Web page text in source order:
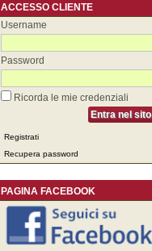
ACCESSO CLIENTE
Username
Password
Ricorda le mie credenziali
Entra nel sito
Registrati
Recupera password
PAGINA FACEBOOK